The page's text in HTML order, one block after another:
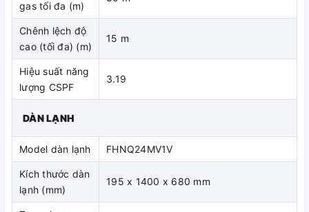
gas tối đa (m)
Chênh lệch độ
cao (tối đa) (m)
15 m
Hiệu suất năng
lượng CSPF
3.19
DÀN LẠNH
Model dàn lạnh FHNQ24MV1V
Kích thước dàn
lạnh (mm)
195 x 1400 x 680 mm